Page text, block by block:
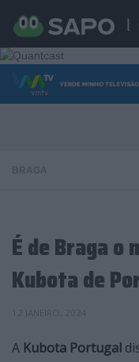
Skip to content
É de Braga o
Kubota de
A Kubota Portugal